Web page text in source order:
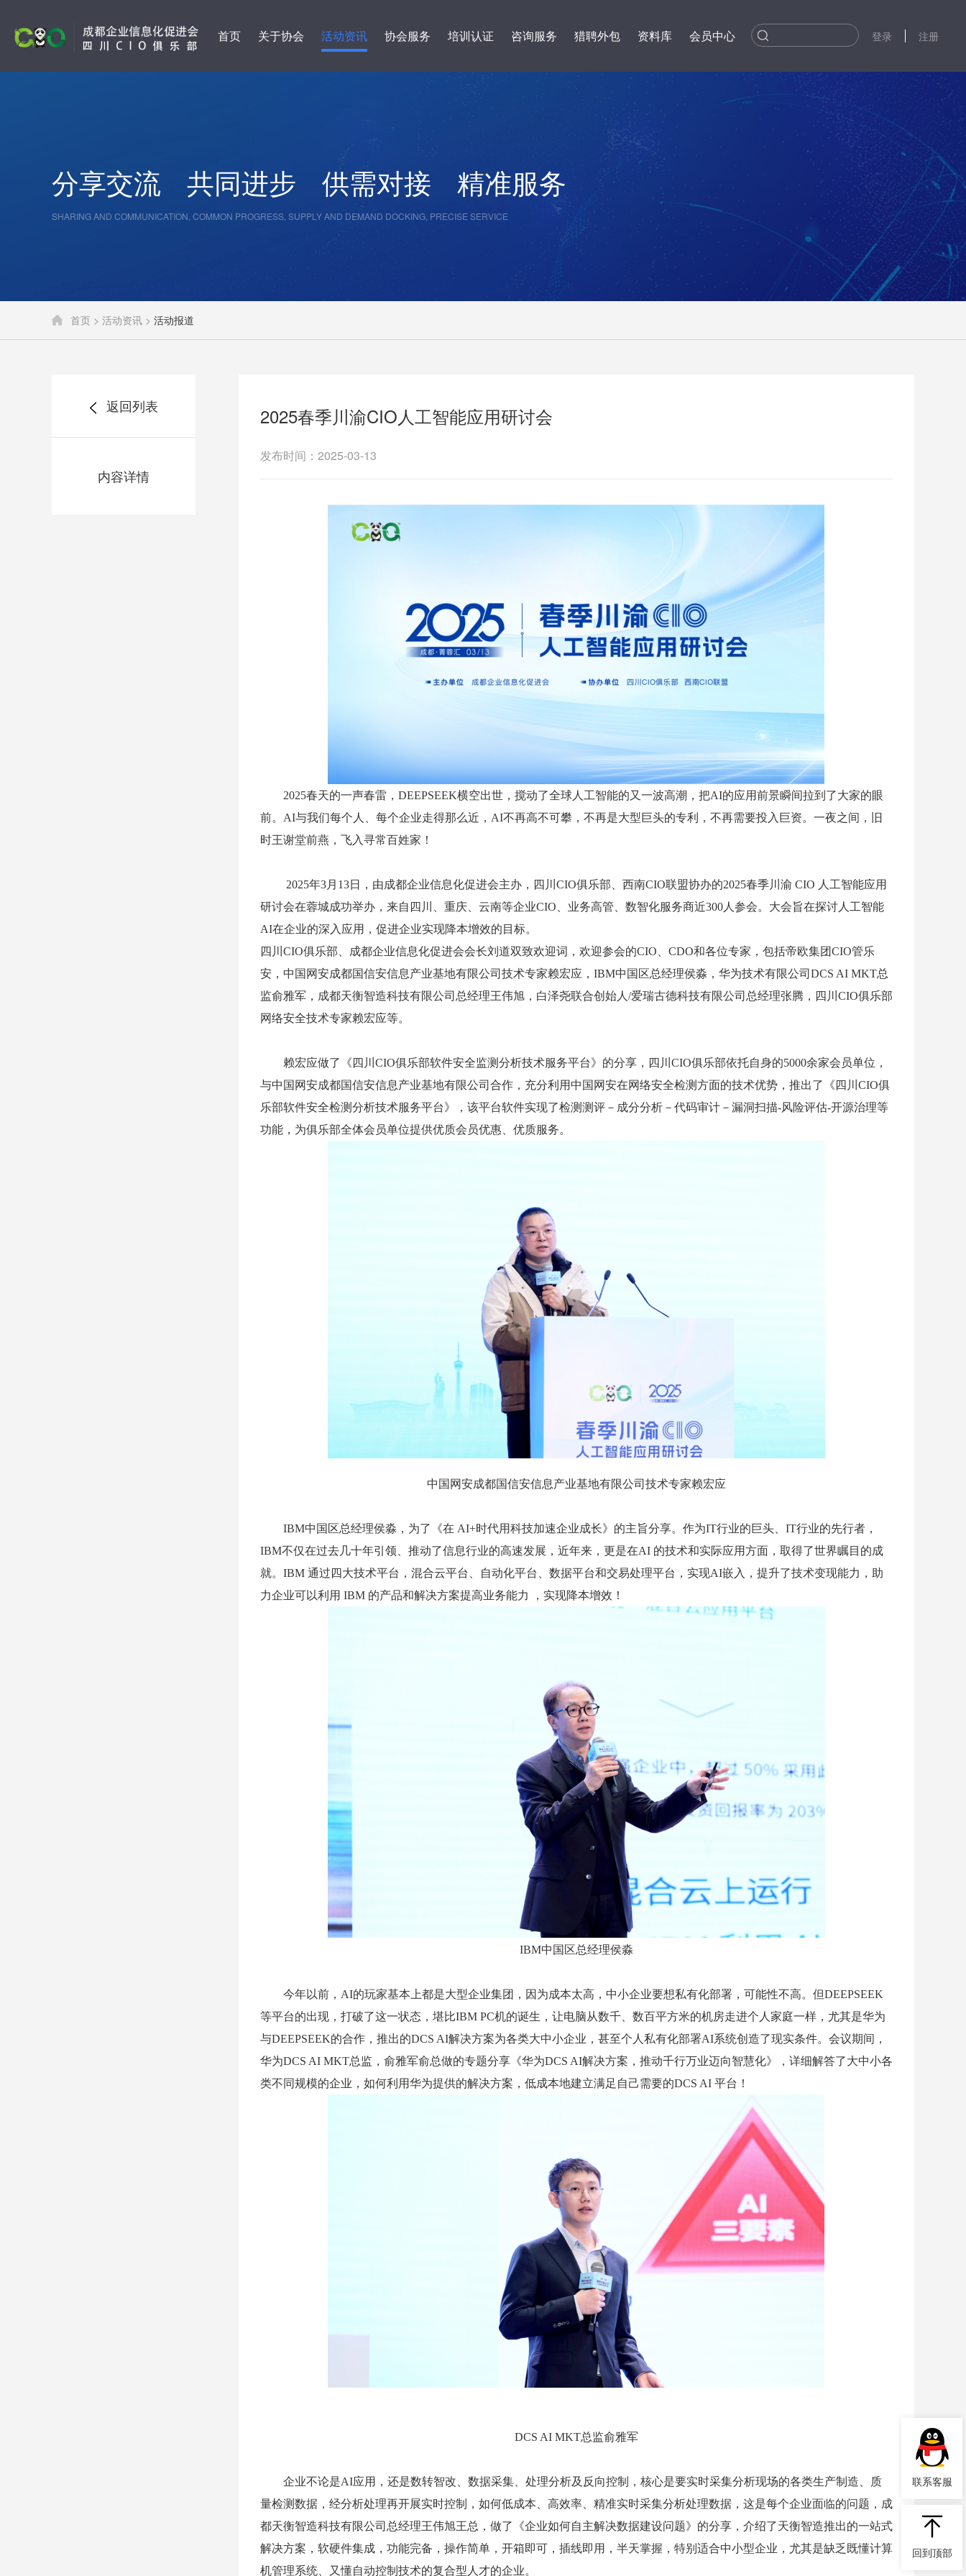
首页 关于协会 活动资讯 协会服务 培训认证 咨询服务 猎聘外包 资料库 会员中心 登录 注册
分享交流 共同进步 供需对接 精准服务
SHARING AND COMMUNICATION, COMMON PROGRESS, SUPPLY AND DEMAND DOCKING, PRECISE SERVICE
首页 > 活动资讯 > 活动报道
返回列表
内容详情
2025春季川渝CIO人工智能应用研讨会
发布时间：2025-03-13
2025春天的一声春雷，DEEPSEEK横空出世，搅动了全球人工智能的又一波高潮，把AI的应用前景瞬间拉到了大家的眼
前。AI与我们每个人、每个企业走得那么近，AI不再高不可攀，不再是大型巨头的专利，不再需要投入巨资。一夜之间，旧
时王谢堂前燕，飞入寻常百姓家！
2025年3月13日，由成都企业信息化促进会主办，四川CIO俱乐部、西南CIO联盟协办的2025春季川渝 CIO 人工智能应用
研讨会在蓉城成功举办，来自四川、重庆、云南等企业CIO、业务高管、数智化服务商近300人参会。大会旨在探讨人工智能
AI在企业的深入应用，促进企业实现降本增效的目标。
四川 CIO俱乐部、成都企业信息化促进会会长刘道双致欢迎词，欢迎参会的CIO、CDO和各位专家，包括帝欧集团CIO管乐
安，中国网安成都国信安信息产业基地有限公司技术专家赖宏应， IBM中国区总经理侯淼，华为技术有限公司DCS AI MKT总
监俞雅军， 成都天衡智造科技有限公司总经理王伟旭， 白泽尧联合创始人 /爱瑞古德科技有限公司总经理张腾， 四川 CIO俱乐部
网络安全技术专家赖宏应等。
赖宏应做了《四川 CIO俱乐部软件安全监测分析技术服务平台》的分享，四川CIO俱乐部依托自身的5000余家会员单位，
与中国网安成都国信安信息产业基地有限公司合作，充分利用中国网安在网络安全检测方面的技术优势，推出了《四川CIO俱
乐部软件安全检测分析技术服务平台》，该平台软件实现了检测测评－成分分析－代码审计－漏洞扫描-风险评估-开源治理等
功能，为俱乐部全体会员单位提供优质会员优惠、优质服务。
中国网安成都国信安信息产业基地有限公司技术专家赖宏应
IBM中国区总经理侯淼，为了《在 AI+时代用科技加速企业成长》的主旨分享。作为IT行业的巨头、IT行业的先行者，
IBM不仅在过去几十年引领、推动了信息行业的高速发展，近年来，更是在AI 的技术和实际应用方面，取得了世界瞩目的成
就。IBM 通过四大技术平台，混合云平台、自动化平台、数据平台和交易处理平台，实现AI嵌入，提升了技术变现能力，助
力企业可以利用 IBM 的产品和解决方案提高业务能力 ，实现降本增效！
IBM中国区总经理侯淼
今年以前， AI的玩家基本上都是大型企业集团，因为成本太高，中小企业要想私有化部署，可能性不高。但DEEPSEEK
等平台的出现，打破了这一状态，堪比IBM PC机的诞生，让电脑从数千、数百平方米的机房走进个人家庭一样，尤其是华为
与DEEPSEEK的合作，推出的DCS AI解决方案为各类大中小企业，甚至个人私有化部署AI系统创造了现实条件。会议期间，
华为DCS AI MKT总监，俞雅军俞总做的专题分享《华为DCS AI解决方案，推动千行万业迈向智慧化》，详细解答了大中小各
类不同规模的企业，如何利用华为提供的解决方案，低成本地建立满足自己需要的DCS AI 平台！
DCS AI MKT总监俞雅军
企业不论是AI应用，还是数转智改、数据采集、处理分析及反向控制，核心是要实时采集分析现场的各类生产制造、质
量检测数据，经分析处理再开展实时控制，如何低成本、高效率、精准实时采集分析处理数据，这是每个企业面临的问题，成
都天衡智造科技有限公司总经理王伟旭王总，做了《企业如何自主解决数据建设问题》的分享，介绍了天衡智造推出的一站式
解决方案，软硬件集成，功能完备，操作简单，开箱即可，插线即用，半天掌握，特别适合中小型企业，尤其是缺乏既懂计算
机管理系统、又懂自动控制技术的复合型人才的企业。
联系客服
回到顶部